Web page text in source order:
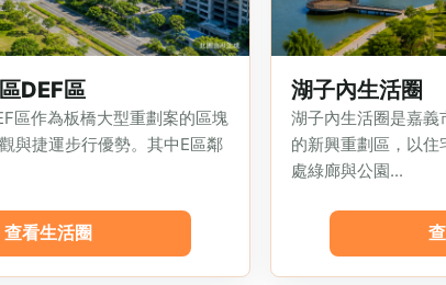
DEF區
區作為板橋大型重劃案的區塊
與捷運步行優勢。其中E區鄰
查看生活圈
湖子內生活圈
湖子內生活圈是嘉
的新興重劃區，以
處綠廊與公園...